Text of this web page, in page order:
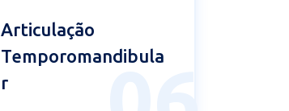
Articulação
Temporomandibula
r